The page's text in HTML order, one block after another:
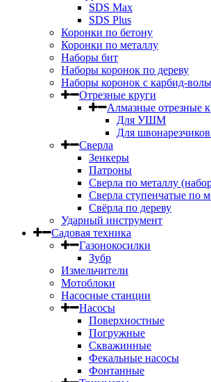
SDS Max
SDS Plus
Коронки по бетону
Коронки по металлу
Наборы бит
Наборы коронок по дереву
Наборы коронок с карбид-
Отрезные круги
Алмазные отрезные
Для УШМ
Для
Сверла
Зенкеры
Патроны
Сверла по металлу
Сверла ступенчатые по
Свёрла по дереву
Ударный инструмент
Садовая техника
Газонокосилки
Зубр
Измельчители
Мотоблоки
Насосные станции
Насосы
Поверхностные
Погружные
Скважинные
Фекальные насосы
Фонтанные